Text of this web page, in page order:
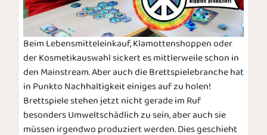
Beim Lebensmitteleinkauf, Klamottenshoppen oder
der Kosmetikauswahl sickert es mittlerweile schon in
den Mainstream. Aber auch die Brettspielebranche hat
in Punkto Nachhaltigkeit einiges auf zu holen!
Brettspiele stehen jetzt nicht gerade im Ruf
besonders Umweltschädlich zu sein, aber auch sie
müssen irgendwo produziert werden. Dies geschieht